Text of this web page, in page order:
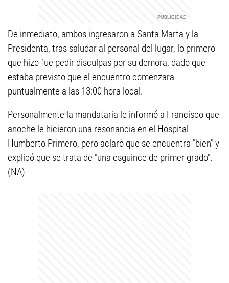
De inmediato, ambos ingresaron a Santa Marta y la
Presidenta, tras saludar al personal del lugar, lo primero
que hizo fue pedir disculpas por su demora, dado que
estaba previsto que el encuentro comenzara
puntualmente a las 13:00 hora local.
Personalmente la mandataria le informó a Francisco que
anoche le hicieron una resonancia en el Hospital
Humberto Primero, pero aclaró que se encuentra "bien" y
explicó que se trata de "una esguince de primer grado".
(NA)